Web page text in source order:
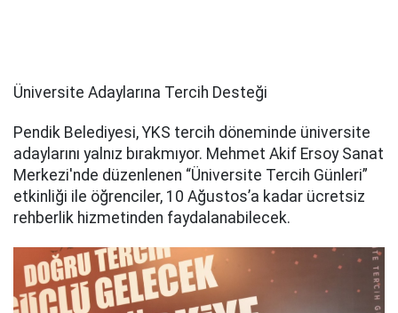
Üniversite Adaylarına Tercih Desteği
Pendik Belediyesi, YKS tercih döneminde üniversite
adaylarını yalnız bırakmıyor. Mehmet Akif Ersoy Sanat
Merkezi'nde düzenlenen “Üniversite Tercih Günleri”
etkinliği ile öğrenciler, 10 Ağustos’a kadar ücretsiz
rehberlik hizmetinden faydalanabilecek.